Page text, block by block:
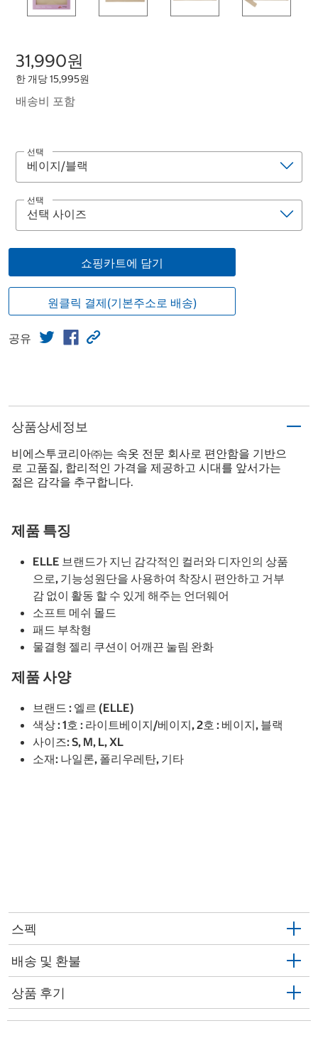
31,990원
한 개당 15,995원
배송비 포함
선택
선택
쇼핑카트에 담기
원클릭 결제(기본주소로 배송)
공유
상품상세정보
비에스투코리아㈜는 속옷 전문 회사로 편안함을 기반으
로 고품질, 합리적인 가격을 제공하고 시대를 앞서가는
젊은 감각을 추구합니다.
제품 특징
ELLE 브랜드가 지닌 감각적인 컬러와 디자인의 상품
으로, 기능성원단을 사용하여 착장시 편안하고 거부
감 없이 활동 할 수 있게 해주는 언더웨어
소프트 메쉬 몰드
패드 부착형
물결형 젤리 쿠션이 어깨끈 눌림 완화
제품 사양
브랜드 : 엘르 (ELLE)
색상 : 1호 : 라이트베이지/베이지, 2호 : 베이지, 블랙
사이즈: S, M, L, XL
소재: 나일론, 폴리우레탄, 기타
스펙
배송 및 환불
상품 후기